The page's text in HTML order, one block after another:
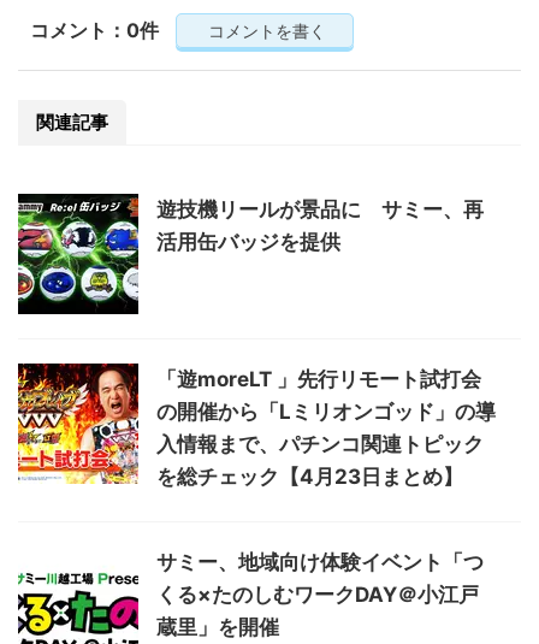
コメント：0件 コメントを書く
関連記事
遊技機リールが景品に サミー、再
活用缶バッジを提供
「遊moreLT 」先行リモート試打会
の開催から「Lミリオンゴッド」の導
入情報まで、パチンコ関連トピック
を総チェック【4月23日まとめ】
サミー、地域向け体験イベント「つ
くる×たのしむワークDAY＠小江戸
蔵里」を開催